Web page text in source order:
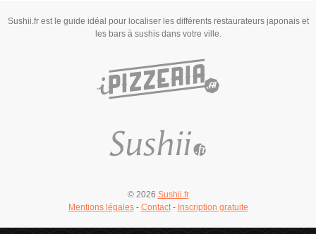
Sushii.fr est le guide idéal pour localiser les différents restaurateurs japonais et
les bars à sushis dans votre ville.
© 2026 Sushii.fr
Mentions légales- Contact- Inscription gratuite